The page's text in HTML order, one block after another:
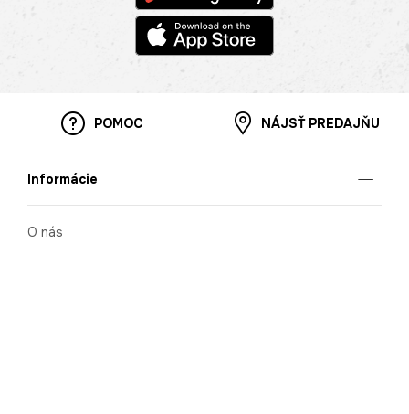
POMOC NÁJSŤ PREDAJŇU
Informácie
O nás